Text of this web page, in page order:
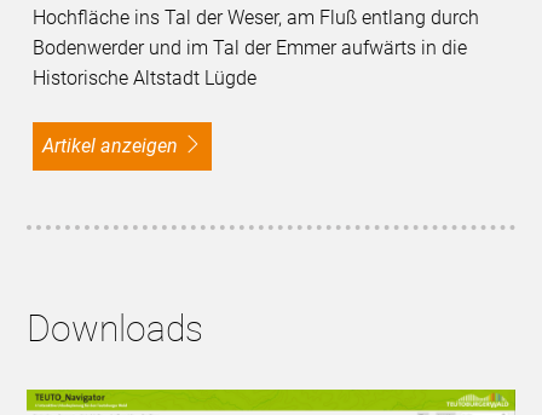
Hochfläche ins Tal der Weser, am Fluß entlang durch
Bodenwerder und im Tal der Emmer aufwärts in die
Historische Altstadt Lügde
Artikel anzeigen
Downloads